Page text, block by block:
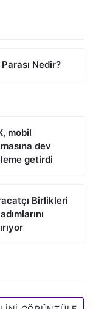
Nedir?
mobil
dev
getirdi
Birlikleri